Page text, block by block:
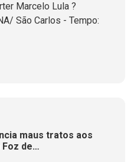
Marcelo Lula ?
São Carlos - Tempo:
maus tratos aos
de